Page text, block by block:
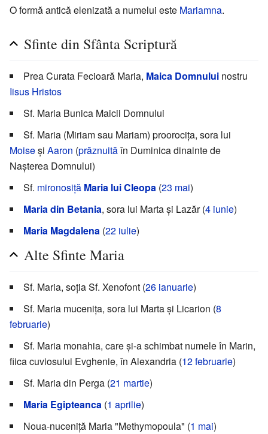
O formă antică elenizată a numelui este Mariamna.
Sfinte din Sfânta Scriptură
Prea Curata Fecioară Maria, Maica Domnului nostru
Iisus Hristos
Sf. Maria Bunica Maicii Domnului
Sf. Maria (Miriam sau Mariam) proorocița, sora lui
Moiseși Aaron (prăznuităîn Duminica dinainte de
Nașterea Domnului)
Sf. mironosiță Maria lui Cleopa (23 mai)
Maria din Betania, sora lui Marta și Lazăr (4 iunie)
Maria Magdalena (22 iulie)
Alte Sfinte Maria
Sf. Maria, soția Sf. Xenofont (26 ianuarie)
Sf. Maria mucenița, sora lui Marta și Licarion (8
februarie)
Sf. Maria monahia, care și-a schimbat numele în Marin,
fiica cuviosului Evghenie, în Alexandria (12 februarie)
Sf. Maria din Perga (21 martie)
Maria Egipteanca (1 aprilie)
Noua-nuceniță Maria "Methymopoula" (1 mai)